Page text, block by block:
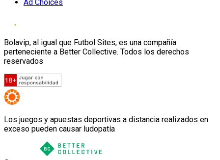
Ad Choices
Bolavip, al igual que Futbol Sites, es una compañía
perteneciente a Better Collective. Todos los derechos
reservados
Los juegos y apuestas deportivas a distancia realizados en
exceso pueden causar ludopatía